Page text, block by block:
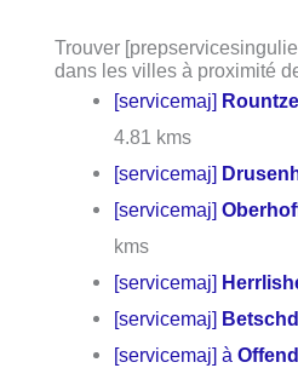
Trouver
dans les villes à proximité
[servicemaj]
4.81 kms
[servicemaj]
[servicemaj]
kms
[servicemaj]
[servicemaj]
[servicemaj] à